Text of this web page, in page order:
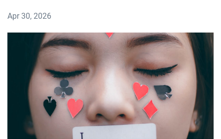
Apr 30, 2026